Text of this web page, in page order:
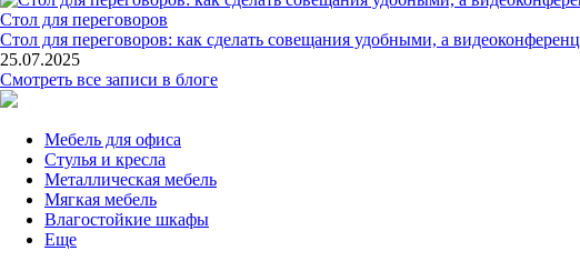
Стол для переговоров
Стол для переговоров: как сделать совещания удобными, а
25.07.2025
Смотреть все записи в блоге
Мебель для офиса
Стулья и кресла
Металлическая мебель
Мягкая мебель
Влагостойкие шкафы
Еще